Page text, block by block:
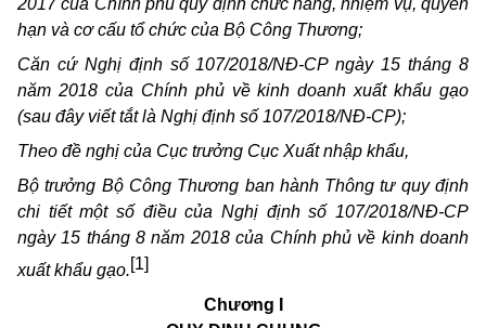
2017 của Chính phủ quy định chức năng, nhiệm vụ, quyền
hạn và cơ cấu tổ chức của Bộ Công Thương;
Căn cứ Nghị định số 107/2018/NĐ-CP ngày 15 tháng 8
năm 2018 của Chính phủ về kinh doanh xuất khẩu gạo
(sau đây viết tắt là Nghị định số 107/2018/NĐ-CP);
Theo đề nghị của Cục trưởng Cục Xuất nhập khẩu,
Bộ trưởng Bộ Công Thương ban hành Thông tư quy định
chi tiết một số điều của Nghị định số 107/2018/NĐ-CP
ngày 15 tháng 8 năm 2018 của Chính phủ về kinh doanh
xuất khẩu gạo.[1]
Chương I